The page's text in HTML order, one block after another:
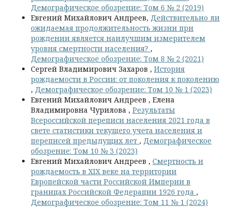
Демографическое обозрение: Том 6 № 2 (2019)
Евгений Михайлович Андреев, Действительно ли
ожидаемая продолжительность жизни при
рождении является наилучшим измерителем
уровня смертности населения? ,
Демографическое обозрение: Том 8 № 2 (2021)
Сергей Владимирович Захаров , История
рождаемости в России: от поколения к поколению
, Демографическое обозрение: Том 10 № 1 (2023)
Евгений Михайлович Андреев , Елена
Владимировна Чурилова , Результаты
Всероссийской переписи населения 2021 года в
свете статистики текущего учета населения и
переписей предыдущих лет , Демографическое
обозрение: Том 10 № 3 (2023)
Евгений Михайлович Андреев , Смертность и
рождаемость в XIX веке на территории
Европейской части Российской Империи в
границах Российской Федерации 1926 года ,
Демографическое обозрение: Том 11 № 1 (2024)